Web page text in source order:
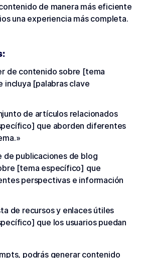
de manera más eficiente
una experiencia más completa.
de contenido sobre [tema
incluya [palabras clave
de artículos relacionados
que aborden diferentes
de publicaciones de blog
[tema específico] que
perspectivas e información
de recursos y enlaces útiles
que los usuarios puedan
podrás generar contenido